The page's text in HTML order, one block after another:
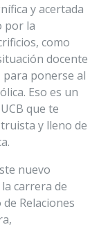
y acertada
por la
como
docente
para ponerse al
Eso es un
que te
y lleno de
nuevo
carrera de
Relaciones